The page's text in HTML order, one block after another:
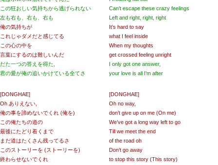
この狂おしい気持ちから逃げられない
左も右も、右も、右も
俺の気持ちが
これじゃダメだと感じてる
この心の中を
言葉にするのは難しいんだ
だた一つの答えを得た,
君の愛が俺の追いかけている全てさ
[DONGHAE]
Oh ありえない,
俺の事を諦めないでくれ (俺を)
この俺たちの道の
最後にたどり着くまで
まだ道はたくさん残ってるさ
このストーリーを (ストーリーを)
終わらせないでくれ
Can’t escape these crazy feelings
Left and right, right, right
It’s hard to say
what I feel inside
When my thoughts
get crossed feeling unright
I only got one answer,
your love is all I’m after
[DONGHAE]
Oh no way,
don’t give up on me (On me)
We’ve got a long way left to go
Till we meet the end
of the road oh
Don’t go away
to stop this story (This story)